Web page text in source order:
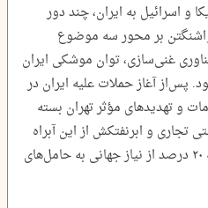
و اسرائیل به ایران، چند دور
واشنگتن بر محور سه موضوع
غنی‌سازی، توان موشکی ایران
پس‌از آغاز حملات علیه ایران در
و تهدیدهای مؤثر تهران بسته
از آن، روزانه تا ۱۵۰ کشتی تجاری و ابرنفتکش از این آبراه
مهم جهانی، که محل عبور روزانه ۲۰ درصد از نیاز جهانی به حامل‌های